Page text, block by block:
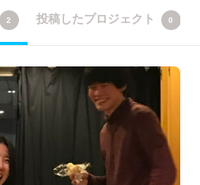
2 投稿したプロジェクト 0